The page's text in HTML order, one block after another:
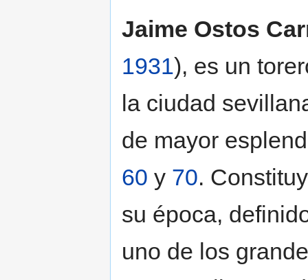
Jaime Ostos
1931), es un
la ciudad
de mayor
60 y 70.
su época,
uno de los